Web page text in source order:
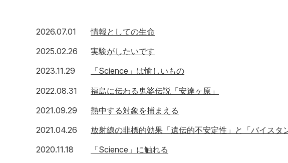
2026.07.01 2026年7月1日
情報としての生命
2025.02.26 2025年2月26日
実験がしたいです
2023.11.29 2023年11月29日
「Science」は愉しいもの
2022.08.31 2022年8月31日
福島に伝わる鬼婆伝説「安達ヶ原」
2021.09.29 2021年9月29日
熱中する対象を捕まえる
2021.04.26 2021年4月26日
放射線の非標的効果「遺伝的不安定性」と「バイスタ
2020.11.18 2020年11月18日
「Science」に触れる